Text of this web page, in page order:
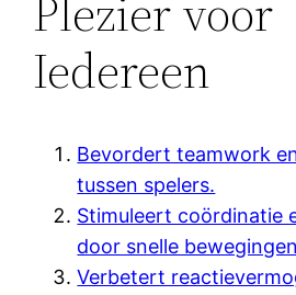
Plezier voor
Iedereen
Bevordert teamwork
tussen spelers.
Stimuleert coördinatie
door snelle
Verbetert